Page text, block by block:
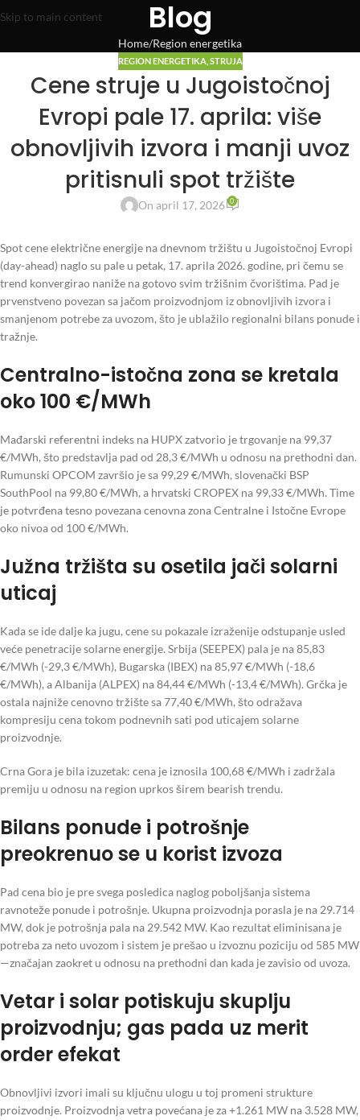
Skip to main content Blog
Home Region energetika
REGION ENERGETIKA, STRUJA
Cene struje u Jugoistočnoj
Evropi pale 17. aprila: više
obnovljivih izvora i manji uvoz
pritisnuli spot tržište
On april 17, 2026 0
Spot cene električne energije na dnevnom tržištu u Jugoistočnoj Evropi
(day-ahead) naglo su pale u petak, 17. aprila 2026. godine, pri čemu se
trend konvergirao naniže na gotovo svim tržišnim čvorištima. Pad je
prvenstveno povezan sa jačom proizvodnjom iz obnovljivih izvora i
smanjenom potrebe za uvozom, što je ublažilo regionalni bilans ponude i
tražnje.
Centralno-istočna zona se kretala
oko 100 €/MWh
Mađarski referentni indeks na HUPX zatvorio je trgovanje na 99,37
€/MWh, što predstavlja pad od 28,3 €/MWh u odnosu na prethodni dan.
Rumunski OPCOM završio je sa 99,29 €/MWh, slovenački BSP
SouthPool na 99,80 €/MWh, a hrvatski CROPEX na 99,33 €/MWh. Time
je potvrđena tesno povezana cenovna zona Centralne i Istočne Evrope
oko nivoa od 100 €/MWh.
Južna tržišta su osetila jači solarni
uticaj
Kada se ide dalje ka jugu, cene su pokazale izraženije odstupanje usled
veće penetracije solarne energije. Srbija (SEEPEX) pala je na 85,83
€/MWh (-29,3 €/MWh), Bugarska (IBEX) na 85,97 €/MWh (-18,6
€/MWh), a Albanija (ALPEX) na 84,44 €/MWh (-13,4 €/MWh). Grčka je
ostala najniže cenovno tržište sa 77,40 €/MWh, što odražava
kompresiju cena tokom podnevnih sati pod uticajem solarne
proizvodnje.
Crna Gora je bila izuzetak: cena je iznosila 100,68 €/MWh i zadržala
premiju u odnosu na region uprkos širem bearish trendu.
Bilans ponude i potrošnje
preokrenuo se u korist izvoza
Pad cena bio je pre svega posledica naglog poboljšanja sistema
ravnoteže ponude i potrošnje. Ukupna proizvodnja porasla je na 29.714
MW, dok je potrošnja pala na 29.542 MW. Kao rezultat eliminisana je
potreba za neto uvozom i sistem je prešao u izvoznu poziciju od 585 MW
—značajan zaokret u odnosu na prethodni dan kada je zavisio od uvoza.
Vetar i solar potiskuju skuplju
proizvodnju; gas pada uz merit
order efekat
Obnovljivi izvori imali su ključnu ulogu u toj promeni strukture
proizvodnje. Proizvodnja vetra povećana je za +1.261 MW na 3.528 MW,